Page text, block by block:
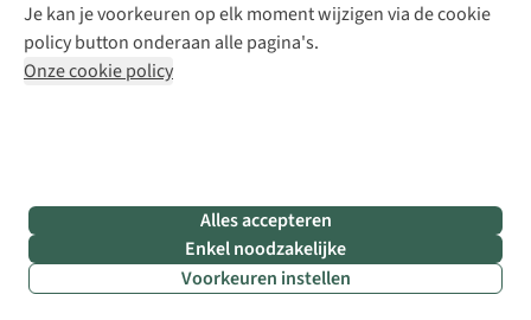
Je kan je voorkeuren op elk moment wijzigen via de cookie
policy button onderaan alle pagina's.
Onze cookie policy
Alles accepteren
Enkel noodzakelijke
Voorkeuren instellen
Disclaimer Privacy Policy
Algemene voorwaarden
Cookie Policy